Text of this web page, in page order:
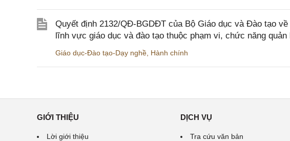
Quyết định 2132/QĐ-BGDĐT của Bộ Giáo dục và Đào tạo
lĩnh vực giáo dục và đào tạo thuộc phạm vi, chức năng
Giáo dục-Đào tạo-Dạy nghề Hành chính
GIỚI THIỆU
Lời giới thiệu
DỊCH VỤ
Tra cứu văn bản